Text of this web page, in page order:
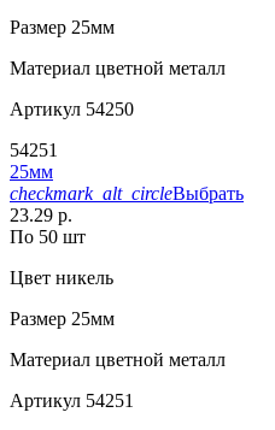
Размер 25мм
Материал цветной металл
Артикул 54250
54251
25мм
checkmark_alt_circleВыбрать
23.29 р.
По 50 шт
Цвет никель
Размер 25мм
Материал цветной металл
Артикул 54251